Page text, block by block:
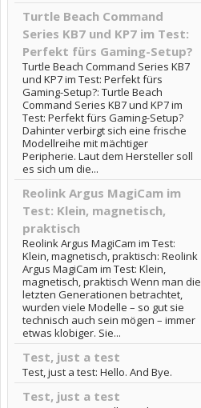
Turtle Beach Command
Series KB7 und KP7 im Test:
Perfekt fürs Gaming-Setup?
Turtle Beach Command Series KB7
und KP7 im Test: Perfekt fürs
Gaming-Setup?: Turtle Beach
Command Series KB7 und KP7 im
Test: Perfekt fürs Gaming-Setup?
Dahinter verbirgt sich eine frische
Modellreihe mit mächtiger
Peripherie. Laut dem Hersteller soll
es sich um die...
Reolink Argus MagiCam im
Test: Klein, magnetisch,
praktisch
Reolink Argus MagiCam im Test:
Klein, magnetisch, praktisch: Reolink
Argus MagiCam im Test: Klein,
magnetisch, praktisch Wenn man die
letzten Generationen betrachtet,
wurden viele Modelle – so gut sie
technisch auch sein mögen – immer
etwas klobiger. Sie...
Test, just a test
Test, just a test: Hello. And Bye.
Test, just a test